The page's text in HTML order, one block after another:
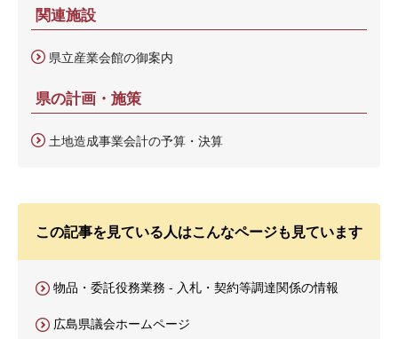
関連施設
県立産業会館の御案内
県の計画・施策
土地造成事業会計の予算・決算
この記事を見ている人はこんなページも見ています
物品・委託役務業務 - 入札・契約等調達関係の情報
広島県議会ホームページ